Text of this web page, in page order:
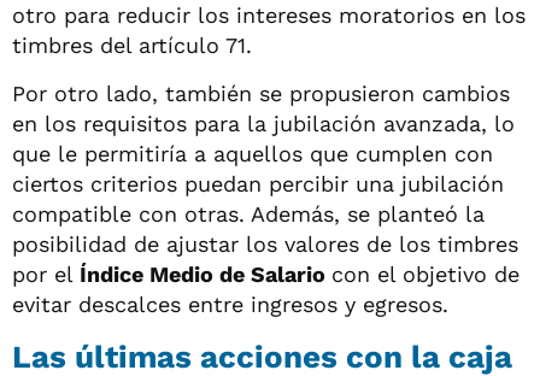
otro para reducir los intereses moratorios en los
timbres del artículo 71.
Por otro lado, también se propusieron cambios
en los requisitos para la jubilación avanzada, lo
que le permitiría a aquellos que cumplen con
ciertos criterios puedan percibir una jubilación
compatible con otras. Además, se planteó la
posibilidad de ajustar los valores de los timbres
por el Índice Medio de Salario con el objetivo de
evitar descalces entre ingresos y egresos.
Las últimas acciones con la caja